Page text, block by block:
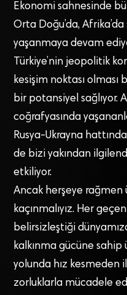
Ekonomi sahnesinde
Orta Doğu’da,
yaşanmaya devam
Türkiye’nin jeopolitik
kesişim noktası olması
bir potansiyel sağlıyor.
coğrafyasında
Rusya-Ukrayna
de bizi yakından
etkiliyor.
Ancak herşeye
kaçınmalıyız. Her
belirsizleştiği
kalkınma gücüne
yolunda hız kesmeden
zorluklarla mücadele